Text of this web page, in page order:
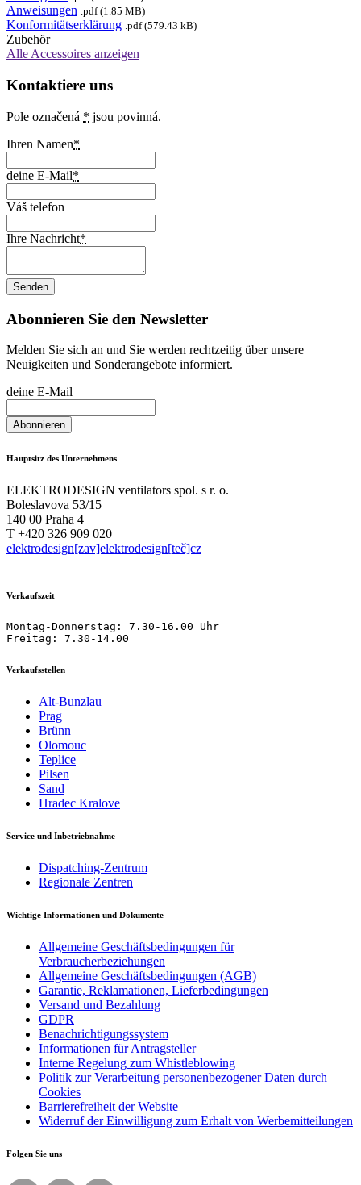
Anweisungen .pdf (1.85 MB)
Konformitätserklärung .pdf (579.43 kB)
Zubehör
Alle Accessoires anzeigen
Kontaktiere uns
Pole označená * jsou povinná.
Ihren Namen*
deine E-Mail*
Váš telefon
Ihre Nachricht*
Abonnieren Sie den Newsletter
Melden Sie sich an und Sie werden rechtzeitig über unsere
Neuigkeiten und Sonderangebote informiert.
deine E-Mail
Hauptsitz des Unternehmens
ELEKTRODESIGN ventilators spol. s r. o.
Boleslavova 53/15
140 00 Praha 4
T +420 326 909 020
elektrodesign[zav]elektrodesign[teč]cz
Verkaufszeit
Montag-Donnerstag: 7.30-16.00 Uhr
Freitag: 7.30-14.00
Verkaufsstellen
Alt-Bunzlau
Prag
Brünn
Olomouc
Teplice
Pilsen
Sand
Hradec Kralove
Service und Inbetriebnahme
Dispatching-Zentrum
Regionale Zentren
Wichtige Informationen und Dokumente
Allgemeine Geschäftsbedingungen für
Verbraucherbeziehungen
Allgemeine Geschäftsbedingungen (AGB)
Garantie, Reklamationen, Lieferbedingungen
Versand und Bezahlung
GDPR
Benachrichtigungssystem
Informationen für Antragsteller
Interne Regelung zum Whistleblowing
Politik zur Verarbeitung personenbezogener Daten durch
Cookies
Barrierefreiheit der Website
Widerruf der Einwilligung zum Erhalt von Werbemitteilungen
Folgen Sie uns